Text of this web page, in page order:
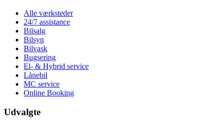
Alle værksteder
24/7 assistance
Bilsalg
Bilsyn
Bilvask
Bugsering
El- & Hybrid service
Lånebil
MC service
Online Booking
Udvalgte